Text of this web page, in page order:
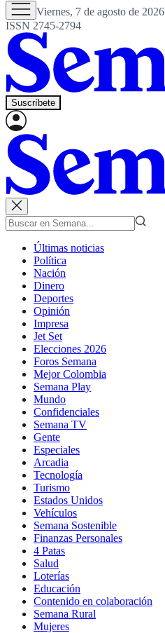
Viernes, 7 de agosto de 2026
ISSN 2745-2794
Suscríbete
Últimas noticias
Política
Nación
Dinero
Deportes
Opinión
Impresa
Jet Set
Elecciones 2026
Foros Semana
Mejor Colombia
Semana Play
Mundo
Confidenciales
Semana TV
Gente
Especiales
Arcadia
Tecnología
Turismo
Estados Unidos
Vehículos
Semana Sostenible
Finanzas Personales
4 Patas
Salud
Loterías
Educación
Contenido en colaboración
Semana Rural
Mujeres